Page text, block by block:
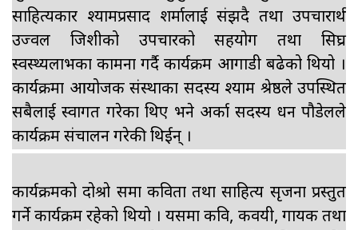
साहित्यकार श्यामप्रसाद शर्मालाई संझदै तथा उपचारार्थ
उज्वल जिशीको उपचारको सहयोग तथा सिघ्र
स्वस्थ्यलाभका कामना गर्दै कार्यक्रम आगाडी बढेको थियो ।
कार्यक्रमा आयोजक संस्थाका सदस्य श्याम श्रेष्ठले उपस्थित
सबैलाई स्वागत गरेका थिए भने अर्का सदस्य धन पौडेलले
कार्यक्रम संचालन गरेकी थिईन् ।
कार्यक्रमको दोश्रो सत्रमा कविता तथा साहित्य सृजना प्रस्तुत
गर्ने कार्यक्रम रहेको थियो । यसमा कवि, कवयत्री, गायक तथा